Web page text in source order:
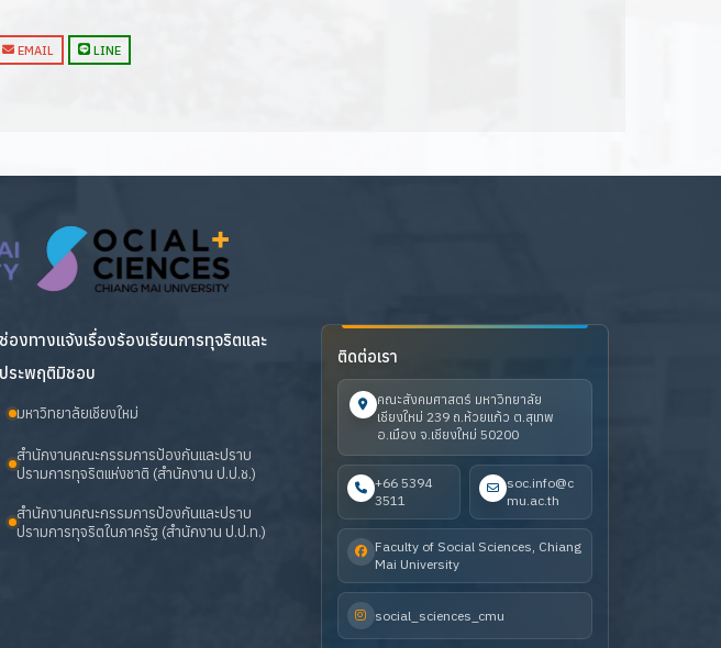
EMAIL LINE
ช่องทางแจ้งเรื่องร้องเรียนการทุจริตและ
ประพฤติมิชอบ
มหาวิทยาลัยเชียงใหม่
สำนักงานคณะกรรมการป้องกันและปราบ
ปรามการทุจริตแห่งชาติ (สำนักงาน ป.ป.ช.)
สำนักงานคณะกรรมการป้องกันและปราบ
ปรามการทุจริตในภาครัฐ (สำนักงาน ป.ป.ท.)
ติดต่อเรา
คณะสังคมศาสตร์ มหาวิทยาลัย
เชียงใหม่ 239 ถ.ห้วยแก้ว ต.สุเทพ
อ.เมือง จ.เชียงใหม่ 50200
+66 5394
3511
soc.info@c
mu.ac.th
Faculty of Social Sciences, Chiang
Mai University
social_sciences_cmu